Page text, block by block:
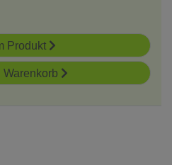
Produkt
Warenkorb